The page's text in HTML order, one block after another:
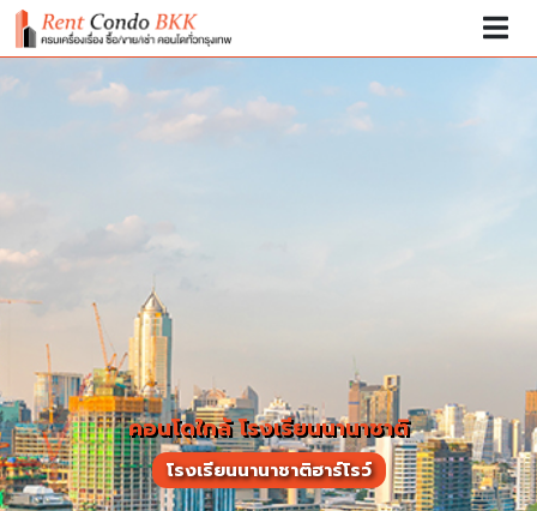
คอนโดใกล้ โรงเรียนนานาชาติ
โรงเรียนนานาชาติฮาร์โรว์